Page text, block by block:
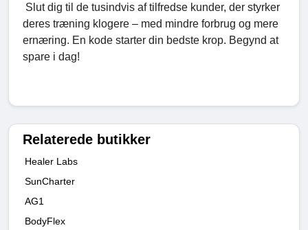
Slut dig til de tusindvis af tilfredse kunder, der styrker
deres træning klogere – med mindre forbrug og mere
ernæring. En kode starter din bedste krop. Begynd at
spare i dag!
Relaterede butikker
Healer Labs
SunCharter
AG1
BodyFlex